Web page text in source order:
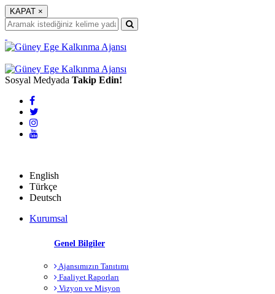
KAPAT ×
Sosyal Medyada Takip Edin!
English
Türkçe
Deutsch
Kurumsal
Genel Bilgiler
Ajansımızın Tanıtımı
Faaliyet Raporları
Vizyon ve Misyon